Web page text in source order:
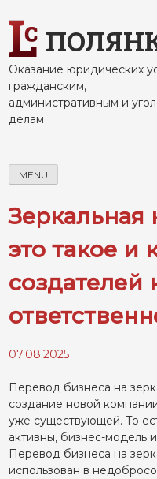
to
content
Оказание юридических
гражданским,
административным и
делам
MENU
Зеркальная
это такое и
создателей
07.08.2025
Перевод бизнеса на
создание новой
уже существующей. То
активны, бизнес-модель
Перевод бизнеса на
использован в